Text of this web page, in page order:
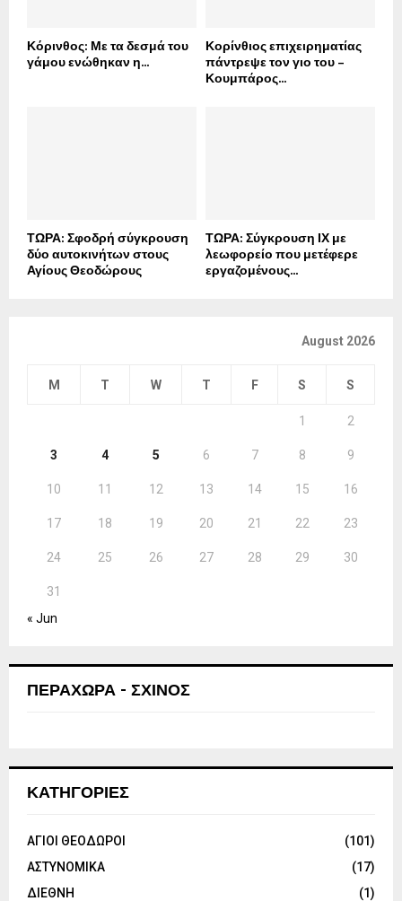
Κόρινθος: Με τα δεσμά του
γάμου ενώθηκαν η...
Κορίνθιος επιχειρηματίας
πάντρεψε τον γιο του –
Κουμπάρος...
ΤΩΡΑ: Σφοδρή σύγκρουση
δύο αυτοκινήτων στους
Αγίους Θεοδώρους
ΤΩΡΑ: Σύγκρουση ΙΧ με
λεωφορείο που μετέφερε
εργαζομένους...
August 2026
M T W T F S S
1 2
3 4 5 6 7 8 9
10 11 12 13 14 15 16
17 18 19 20 21 22 23
24 25 26 27 28 29 30
31
« Jun
ΠΕΡΑΧΩΡΑ - ΣΧΙΝΟΣ
ΚΑΤΗΓΟΡΙΕΣ
ΑΓΙΟΙ ΘΕΟΔΩΡΟΙ
(101)
ΑΣΤΥΝΟΜΙΚΑ
(17)
ΔΙΕΘΝΗ
(1)